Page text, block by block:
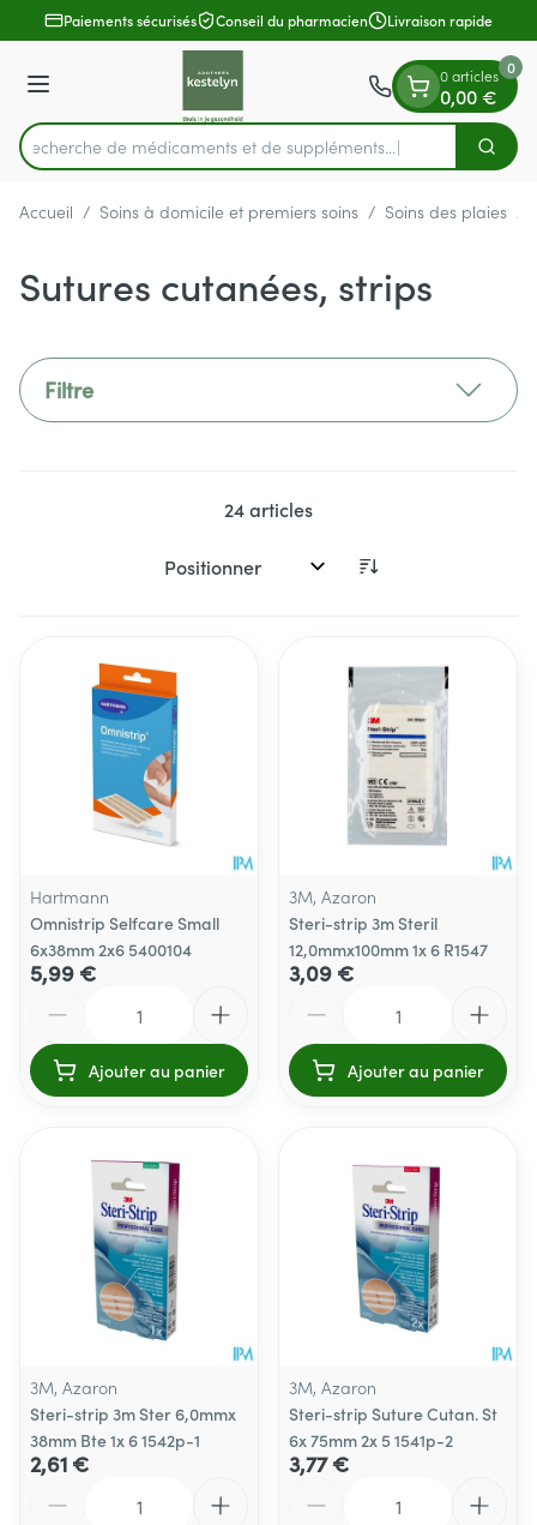
Aller au contenu
1 de 1
Paiements sécurisés Conseil du pharmacien Livraison rapide
Menu
Rechercher
Recherche de médicaments et
0 articles
0,00 €
0
Accueil / Soins à domicile et premiers soins / Soins des plaies /
Sutures cutanées, strips
Filtre
24articles
Trier par:
Hartmann
Omnistrip Selfcare Small
6x38mm 2x6 5400104
5,99 €
Ajouter au panier
3M, Azaron
Steri-strip 3m Steril
12,0mmx100mm 1x 6 R1547
3,09 €
Ajouter au panier
3M, Azaron
Steri-strip 3m Ster 6,0mmx
38mm Bte 1x 6 1542p-1
2,61 €
3M, Azaron
Steri-strip Suture Cutan. St
6x 75mm 2x 5 1541p-2
3,77 €